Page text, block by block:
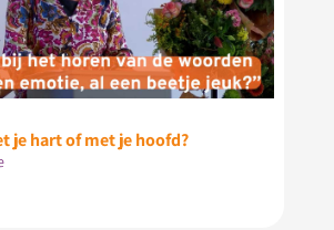
je hart of met je hoofd?